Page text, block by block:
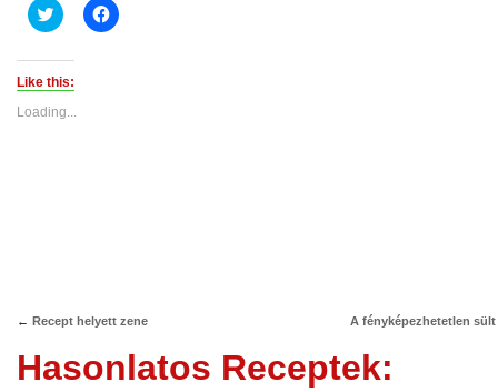
Click
to
(Opens
new
Click
to
Like this:
Loading...
← Recept helyett zene A fényképezhetetlen sült
Hasonlatos Receptek: